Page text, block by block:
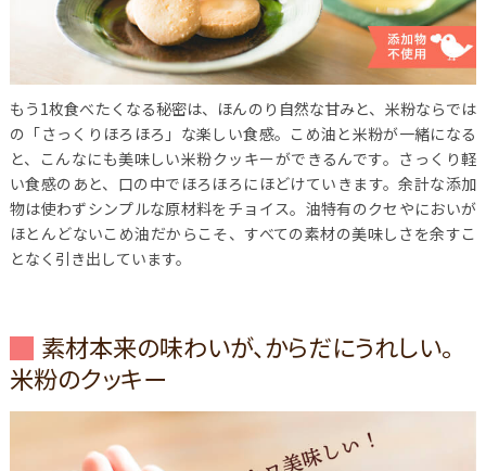
もう1枚食べたくなる秘密は、ほんのり自然な甘みと、米粉ならでは
の「さっくりほろほろ」な楽しい食感。こめ油と米粉が一緒になる
と、こんなにも美味しい米粉クッキーができるんです。さっくり軽
い食感のあと、口の中でほろほろにほどけていきます。余計な添加
物は使わずシンプルな原材料をチョイス。油特有のクセやにおいが
ほとんどないこめ油だからこそ、すべての素材の美味しさを余すこ
となく引き出しています。
素材本来の味わいが、からだにうれしい。
米粉のクッキー